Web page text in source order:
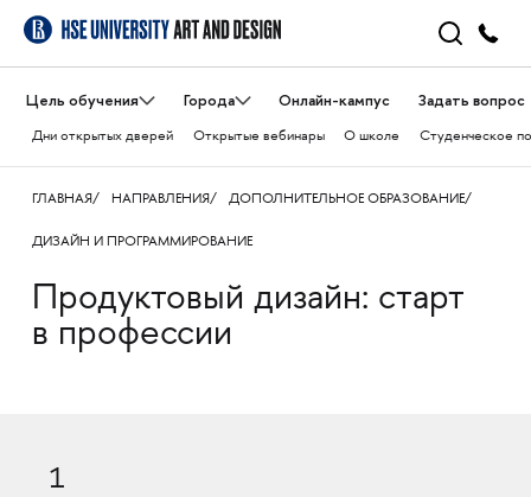
Цель обучения Города Онлайн-кампус Задать вопрос
Дни открытых дверей Открытые вебинары О школе Студенческое
ГЛАВНАЯ НАПРАВЛЕНИЯ ДОПОЛНИТЕЛЬНОЕ ОБРАЗОВАНИЕ
ДИЗАЙН И ПРОГРАММИРОВАНИЕ
Продуктовый дизайн: старт
в профессии
1